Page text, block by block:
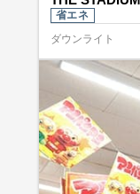
省エネ
ダウンライト